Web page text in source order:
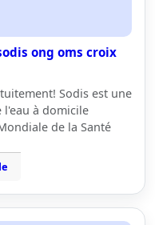
ong oms croix
Sodis est une
à domicile
de la Santé